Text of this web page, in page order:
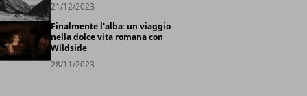
21/12/2023
Finalmente l'alba: un viaggio
nella dolce vita romana con
Wildside
28/11/2023